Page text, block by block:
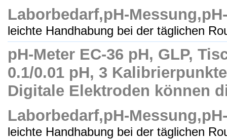
Laborbedarf,pH-
leichte Handhabung bei der täglichen
pH-Meter EC-36 pH, GLP,
0.1/0.01 pH, 3
Digitale Elektroden können
Laborbedarf,pH-
leichte Handhabung bei der täglichen